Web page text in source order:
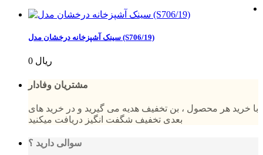
سینک آشپزخانه درخشان مدل (S706/19)
0 ریال
مشتریان وفادار
با خرید هر محصول ، بن تخفیف هدیه می گیرید و در خرید های
بعدی تخفیف شگفت انگیز دریافت میکنید
سوالی دارید ؟